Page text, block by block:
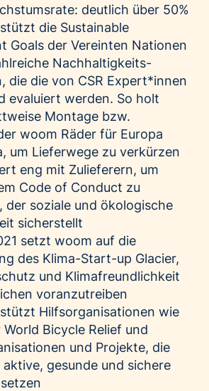
deutlich über 50%
die Sustainable
Goals der Vereinten Nationen
Nachhaltigkeits-
die die von CSR Expert*innen
evaluiert werden. So holt
Montage bzw.
woom Räder für Europa
um Lieferwege zu verkürzen
eng mit Zulieferern, um
Code of Conduct zu
der soziale und ökologische
sicherstellt
setzt woom auf die
des Klima-Start-up Glacier,
und Klimafreundlichkeit
voranzutreiben
Hilfsorganisationen wie
Bicycle Relief und
und Projekte, die
gesunde und sichere